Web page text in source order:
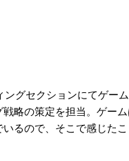
ングセクションにてゲー
略の策定を担当。ゲー
るので、そこで感じた